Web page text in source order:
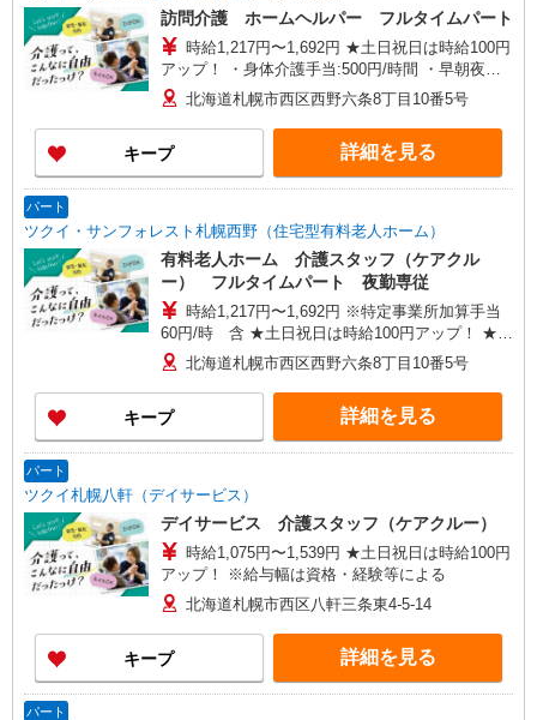
訪問介護 ホームヘルパー フルタイムパート
時給1,217円〜1,692円 ★土日祝日は時給100円
アップ！ ・身体介護手当:500円/時間 ・早朝夜間
深夜手当:300円/時間 （18:00〜翌07:59の時間
帯） ・ICT手当:2,000円/月 ・深夜割増は別途支給
・ケア→ケアの移動時間も賃金（時給）を支給 ※
特定事業所加算手当:60円/時間含む ※給与幅は資
格・経験等による
北海道札幌市西区西野六条8丁目10番5号
キープ 詳細を見る
パート
ツクイ・サンフォレスト札幌西野（住宅型有料老人ホーム）
有料老人ホーム 介護スタッフ（ケアクル
ー） フルタイムパート 夜勤専従
時給1,217円〜1,692円 ※特定事業所加算手当
60円/時 含 ★土日祝日は時給100円アップ！ ★夜
勤手当 7,000円/回 ※給与幅は資格・経験等に
よる
北海道札幌市西区西野六条8丁目10番5号
キープ 詳細を見る
パート
ツクイ札幌八軒（デイサービス）
デイサービス 介護スタッフ（ケアクルー）
時給1,075円〜1,539円 ★土日祝日は時給100円
アップ！ ※給与幅は資格・経験等による
北海道札幌市西区八軒三条東4-5-14
キープ 詳細を見る
パート